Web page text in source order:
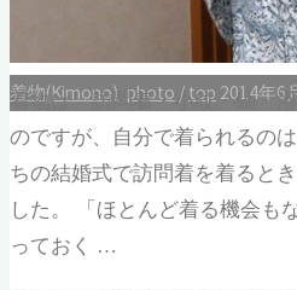
着物(Kimono) photo / top 2014年6
着物は、訪問着・小紋・紬・
のですが、自分で着られるの
ちの結婚式で訪問着を着ると
した。 「ほとんど着る機会も
っておく …
WordPress
アプリケ
パソコン
きょうのダンナ
アニメ(Animation)
イベント(event)